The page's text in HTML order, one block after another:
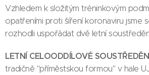
Vzhledem k složitým tréninkovým
opatřeními proti šíření koronaviru jsme
rozhodli uspořádat dvě letní
LETNÍ CELOODDÍLOVÉ
tradičně "příměstskou formou" v hale